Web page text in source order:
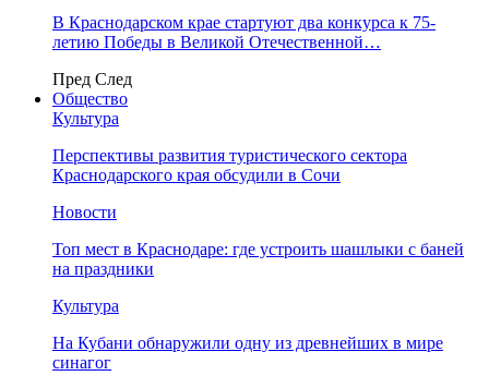
В Краснодарском крае стартуют два конкурса к 75-
летию Победы в Великой Отечественной…
Пред След
Общество
Культура
Перспективы развития туристического сектора
Краснодарского края обсудили в Сочи
Новости
Топ мест в Краснодаре: где устроить шашлыки с баней
на праздники
Культура
На Кубани обнаружили одну из древнейших в мире
синагог